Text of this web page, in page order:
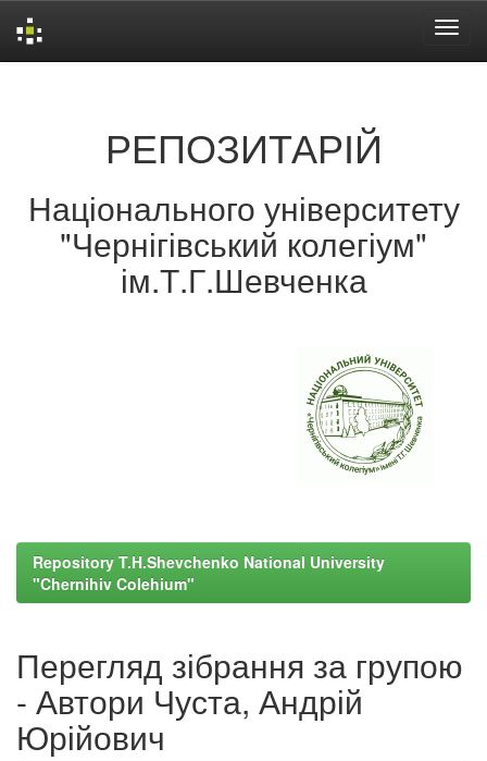
РЕПОЗИТАРІЙ
Національного університету
"Чернігівський колегіум"
ім.Т.Г.Шевченка
Repository T.H.Shevchenko National University
"Chernihiv Colehium"
Перегляд зібрання за групою
- Автори Чуста, Андрій
Юрійович